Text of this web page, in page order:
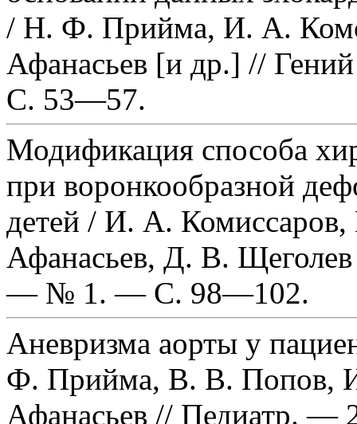
/ Н. Ф. Прийма, И. А.
Афанасьев [и др.] //
С. 53—57.
Модификация способа
при воронкообразной
детей / И. А.
Афанасьев, Д. В.
— № 1. — С. 98—102.
Аневризма аорты у
Ф. Прийма, В. В. Попов,
Афанасьев // Педиатр.